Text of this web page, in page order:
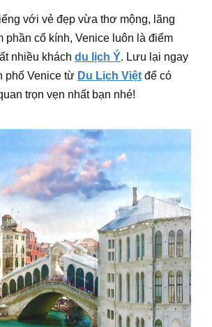
với vẻ đẹp vừa thơ mộng, lãng
phần cổ kính, Venice luôn là điểm
nhiều khách du lịch Ý. Lưu lại ngay
phố Venice từ Du Lịch Việt để có
trọn vẹn nhất bạn nhé!